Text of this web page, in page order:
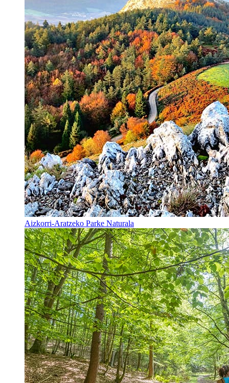
Aizkorri-Aratzeko Parke Naturala